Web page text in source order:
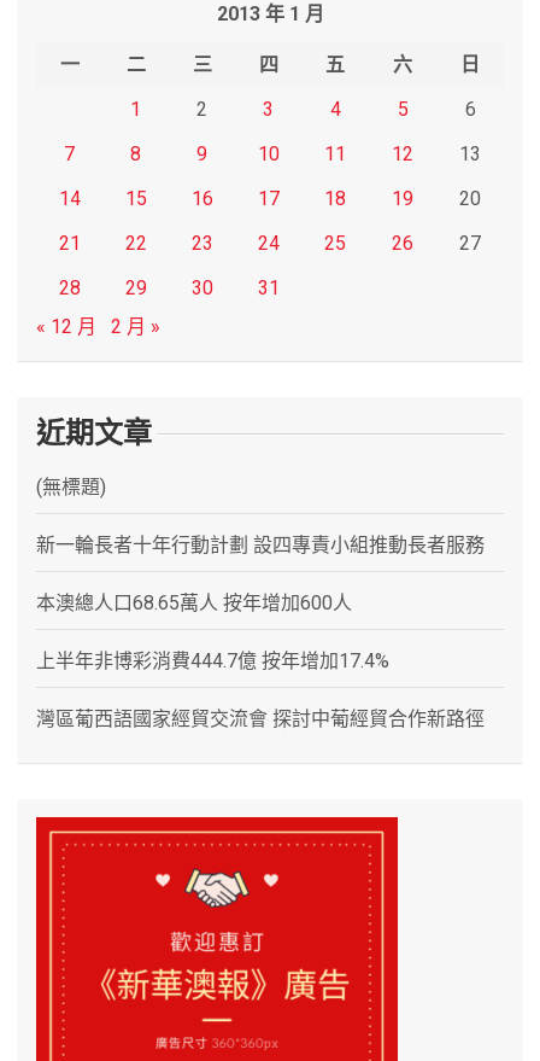
2013 年 1 月
一 二 三 四 五 六
日
1
2 3 4 5
6
7
8 9 10 11 12
13
14
15 16 17 18 19
20
21
22 23 24 25 26
27
28
29 30
31
« 12 月
2 月 »
近期文章
(無標題)
新一輪長者十年行動計劃 設四專責小組推動長者服務
本澳總人口68.65萬人 按年增加600人
上半年非博彩消費444.7億 按年增加17.4%
灣區葡西語國家經貿交流會 探討中葡經貿合作新路徑